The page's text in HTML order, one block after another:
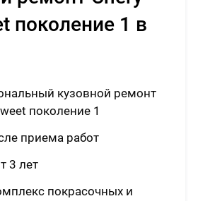
поколение 1 в
кузовной ремонт
поколение 1
приема работ
3 лет
покрасочных и